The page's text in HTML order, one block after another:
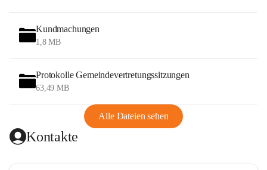
Kundmachungen
1,8 MB
Protokolle Gemeindevertretungssitzungen
63,49 MB
Alle Dateien sehen
Kontakte